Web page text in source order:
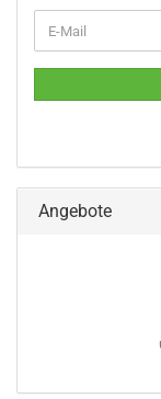
ZUR
E-
Mail
Angebote